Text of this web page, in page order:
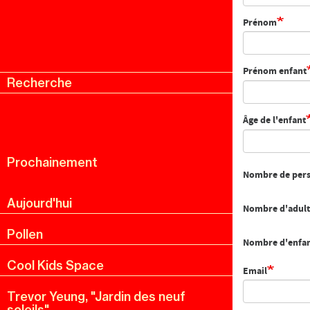
Menu
Recherche
Prochainement
Aujourd'hui
Pollen
Cool Kids Space
Trevor Yeung, "Jardin des neuf
Prénom
Prénom enfant
Âge de l'enfant
Nombre de
Nombre
Nombre
Email